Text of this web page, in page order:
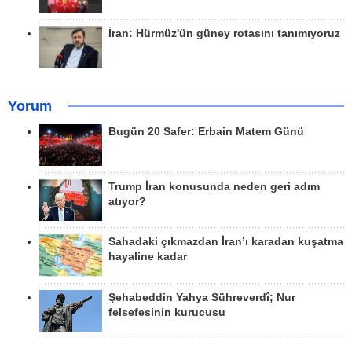
İran: Hürmüz'ün güney rotasını tanımıyoruz
Yorum
Bugün 20 Safer: Erbain Matem Günü
Trump İran konusunda neden geri adım
atıyor?
Sahadaki çıkmazdan İran’ı karadan kuşatma
hayaline kadar
Şehabeddin Yahya Sühreverdî; Nur
felsefesinin kurucusu